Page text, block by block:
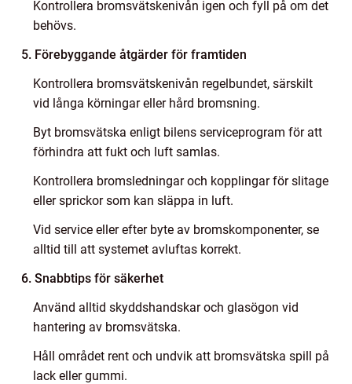
Kontrollera bromsvätskenivån igen och fyll på om det
behövs.
5. Förebyggande åtgärder för framtiden
Kontrollera bromsvätskenivån regelbundet, särskilt
vid långa körningar eller hård bromsning.
Byt bromsvätska enligt bilens serviceprogram för att
förhindra att fukt och luft samlas.
Kontrollera bromsledningar och kopplingar för slitage
eller sprickor som kan släppa in luft.
Vid service eller efter byte av bromskomponenter, se
alltid till att systemet avluftas korrekt.
6. Snabbtips för säkerhet
Använd alltid skyddshandskar och glasögon vid
hantering av bromsvätska.
Håll området rent och undvik att bromsvätska spill på
lack eller gummi.